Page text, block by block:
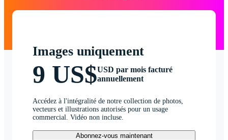
Images uniquement
9 US$USD par mois facturé
annuellement
Accédez à l'intégralité de notre collection de photos,
vecteurs et illustrations autorisés pour un usage
commercial. Vidéo non incluse.
Abonnez-vous maintenant